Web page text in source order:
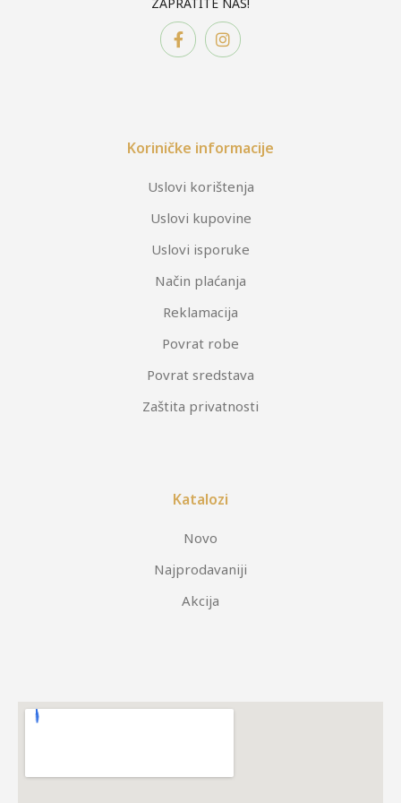
Koriničke informacije
Uslovi korištenja
Uslovi kupovine
Uslovi isporuke
Način plaćanja
Reklamacija
Povrat robe
Povrat sredstava
Zaštita privatnosti
Katalozi
Novo
Najprodavaniji
Akcija